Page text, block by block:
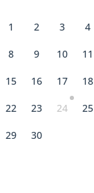
1 2 3 4
8 9 10 11
15 16 17 18
22 23 24 25
29 30